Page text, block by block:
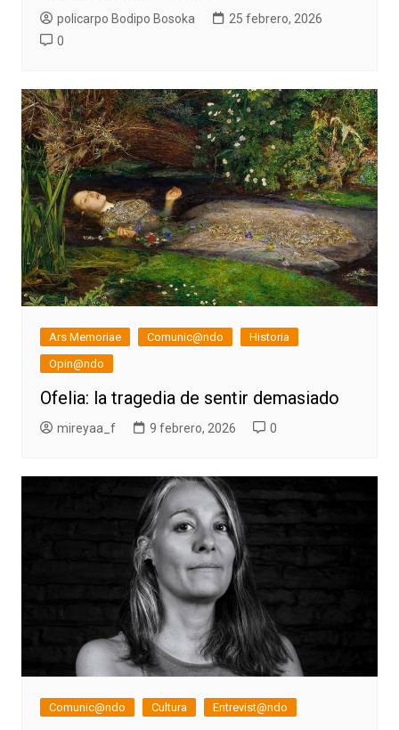
policarpo Bodipo Bosoka
25 febrero, 2026
0
Ars Memoriae Comunic@ndo
Historia
Opin@ndo
Ofelia: la tragedia de sentir demasiado
mireyaa_f 9 febrero, 2026 0
Comunic@ndo Cultura Entrevist@ndo